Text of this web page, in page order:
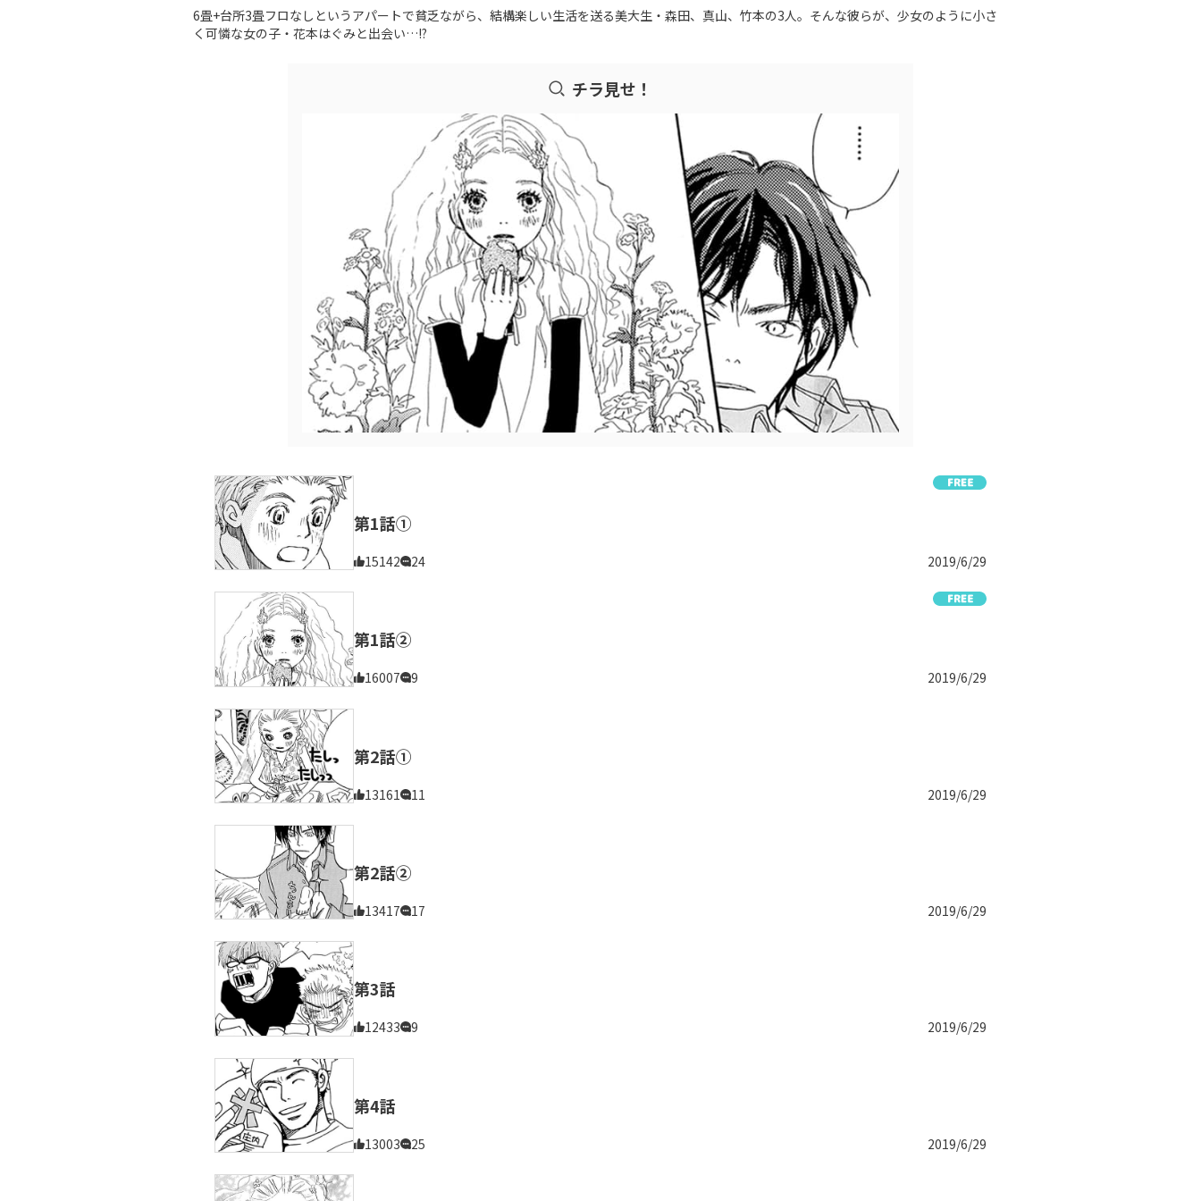
6畳+台所3畳フロなしというアパートで貧乏ながら、結構楽しい生活を送る美大生・森田、真山、竹本の3人。そんな彼らが、少女のように小さ
く可憐な女の子・花本はぐみと出会い…!?
チラ見せ！
第1話①
15142 24 2019/6/29
第1話②
16007 9 2019/6/29
第2話①
13161 11 2019/6/29
第2話②
13417 17 2019/6/29
第3話
12433 9 2019/6/29
第4話
13003 25 2019/6/29